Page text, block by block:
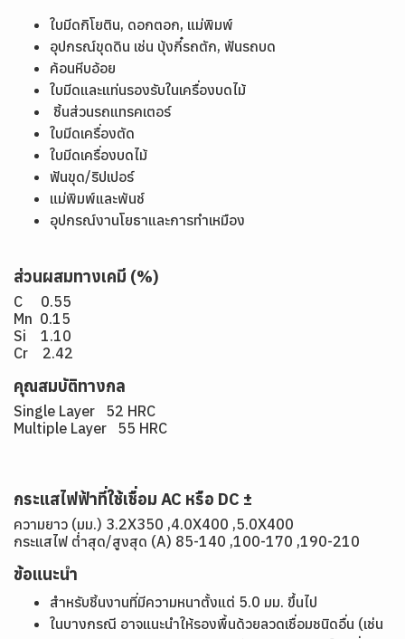
ใบมีดกิโยติน, ดอกตอก, แม่พิมพ์
อุปกรณ์ขุดดิน เช่น บุ้งกี๋รถตัก, ฟันรถบด
ค้อนหีบอ้อย
ใบมีดและแท่นรองรับในเครื่องบดไม้
ชิ้นส่วนรถแทรคเตอร์
ใบมีดเครื่องตัด
ใบมีดเครื่องบดไม้
ฟันขุด/ริปเปอร์
แม่พิมพ์และพันช์
อุปกรณ์งานโยธาและการทำเหมือง
ส่วนผสมทางเคมี (%)
C 0.55
Mn 0.15
Si 1.10
Cr 2.42
คุณสมบัติทางกล
Single Layer 52 HRC
Multiple Layer 55 HRC
กระแสไฟฟ้าที่ใช้เชื่อม AC หรือ DC ±
ความยาว (มม.) 3.2X350 ,4.0X400 ,5.0X400
กระแสไฟ ต่ำสุด/สูงสุด (A) 85-140 ,100-170 ,190-210
ข้อแนะนำ
สำหรับชิ้นงานที่มีความหนาตั้งแต่ 5.0 มม. ขึ้นไป
ในบางกรณี อาจแนะนำให้รองพื้นด้วยลวดเชื่อมชนิดอื่น (เช่น